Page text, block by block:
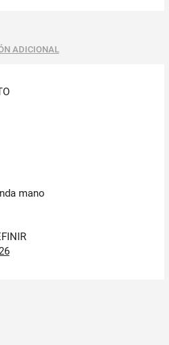
ADICIONAL
mano